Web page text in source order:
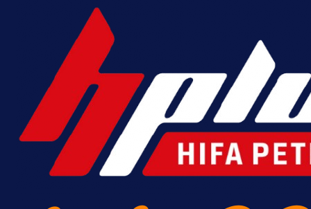
Promo vijesti
MrBit: Isprati kvalifikacije za
evropska takmičenja i preuzmi
bonus dobrodošlice!
20 h 59 min